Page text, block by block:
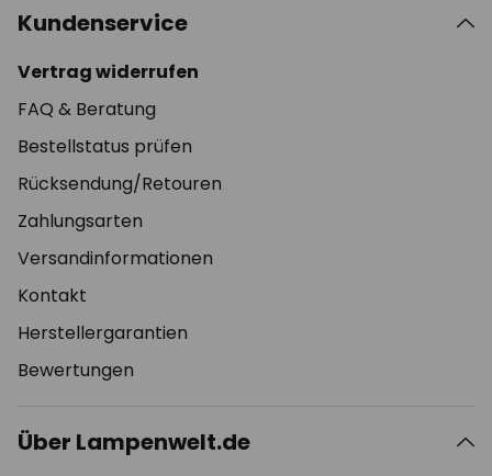
Kundenservice
Vertrag widerrufen
FAQ & Beratung
Bestellstatus prüfen
Rücksendung/Retouren
Zahlungsarten
Versandinformationen
Kontakt
Herstellergarantien
Bewertungen
Über Lampenwelt.de